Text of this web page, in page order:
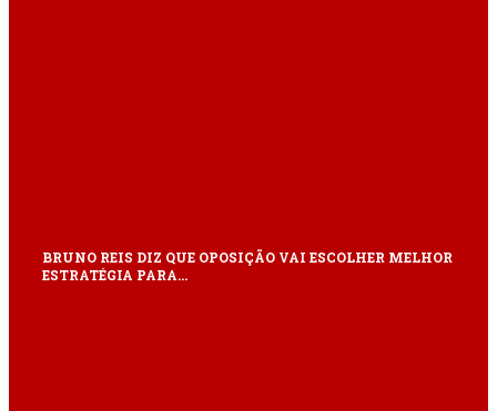
BRUNO REIS DIZ QUE OPOSIÇÃO VAI ESCOLHER MELHOR
ESTRATÉGIA PARA…